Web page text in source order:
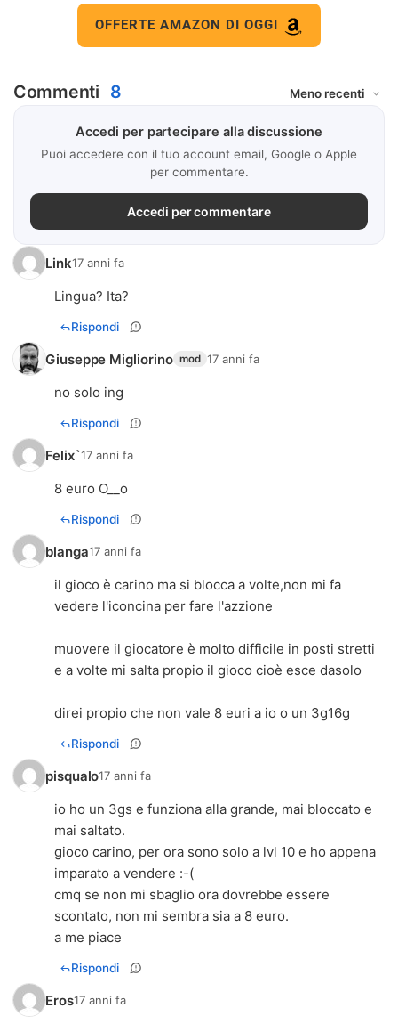
OFFERTE AMAZON DI OGGI
Commenti 8
Accedi per partecipare alla discussione
Puoi accedere con il tuo account email, Google o Apple
per commentare.
Accedi per commentare
Link17 anni fa
Lingua? Ita?
Rispondi
Giuseppe Migliorino mod 17 anni fa
no solo ing
Rispondi
Felix`17 anni fa
8 euro O__o
Rispondi
blanga17 anni fa
il gioco è carino ma si blocca a volte,non mi fa
vedere l'iconcina per fare l'azzione
muovere il giocatore è molto difficile in posti stretti
e a volte mi salta propio il gioco cioè esce dasolo
direi propio che non vale 8 euri a io o un 3g16g
Rispondi
pisqualo17 anni fa
io ho un 3gs e funziona alla grande, mai bloccato e
mai saltato.
gioco carino, per ora sono solo a lvl 10 e ho appena
imparato a vendere :-(
cmq se non mi sbaglio ora dovrebbe essere
scontato, non mi sembra sia a 8 euro.
a me piace
Rispondi
Eros17 anni fa